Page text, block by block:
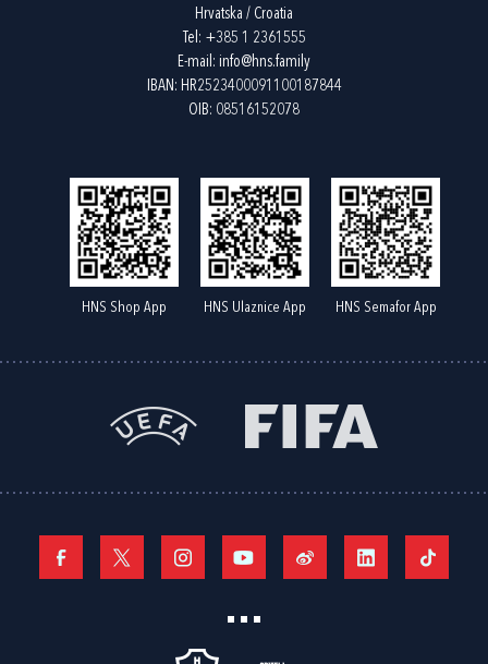
Hrvatska / Croatia
Tel: +385 1 2361555
E-mail: info@hns.family
IBAN: HR2523400091100187844
OIB: 08516152078
HNS Shop App HNS Ulaznice App HNS Semafor App